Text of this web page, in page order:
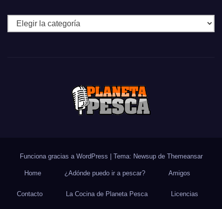
Categorías
Funciona gracias a WordPress Tema: Newsup de Themeansar
Home ¿Adónde puedo ir a pescar? Amigos
Contacto La Cocina de Planeta Pesca Licencias